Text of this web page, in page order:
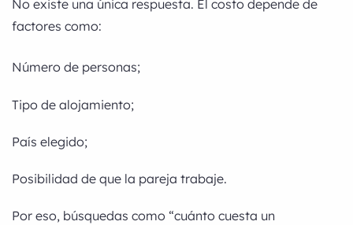
No existe una única respuesta. El costo depende de
factores como:
Número de personas;
Tipo de alojamiento;
País elegido;
Posibilidad de que la pareja trabaje.
Por eso, búsquedas como “cuánto cuesta un